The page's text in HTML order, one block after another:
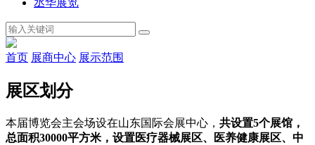
丞华展览
首页 展商中心 展示范围
展区划分
本届博览会主会场设在山东国际会展中心， 共设置5个展馆，
总面积30000平方米，设置医疗器械展区、医养健康展区、中